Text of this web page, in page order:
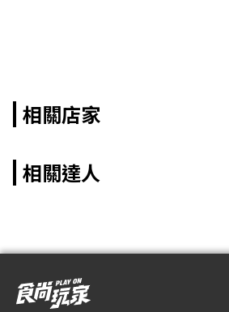
相關店家
相關達人